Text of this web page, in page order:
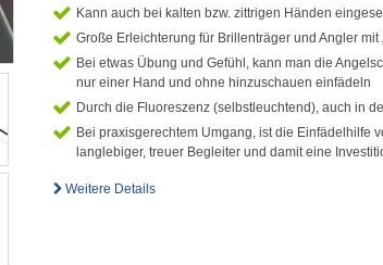
Kann auch bei kalten bzw. zittrigen Händen
Große Erleichterung für Brillenträger und Angler mit
Bei etwas Übung und Gefühl, kann man die
nur einer Hand und ohne hinzuschauen einfädeln
Durch die Fluoreszenz (selbstleuchtend), auch in
Bei praxisgerechtem Umgang, ist die Einfädelhilfe
langlebiger, treuer Begleiter und damit eine
Weitere Details